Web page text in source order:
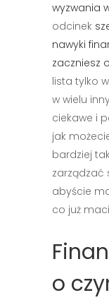
wyzwania
odcinek
nawyki
zaczniesz
lista tylko
w wielu
ciekawe i
jak
bardziej
zarządzać
abyście
co już
o